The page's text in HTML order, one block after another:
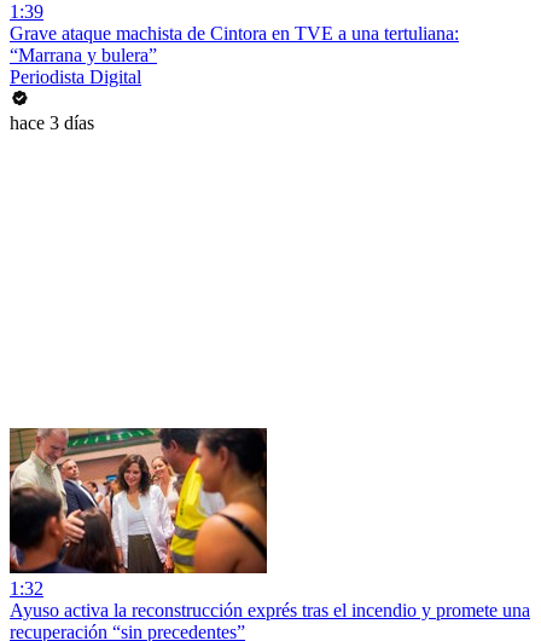
1:39
Grave ataque machista de Cintora en TVE a una tertuliana:
“Marrana y bulera”
Periodista Digital
hace 3 días
1:32
Ayuso activa la reconstrucción exprés tras el incendio y promete una
recuperación “sin precedentes”